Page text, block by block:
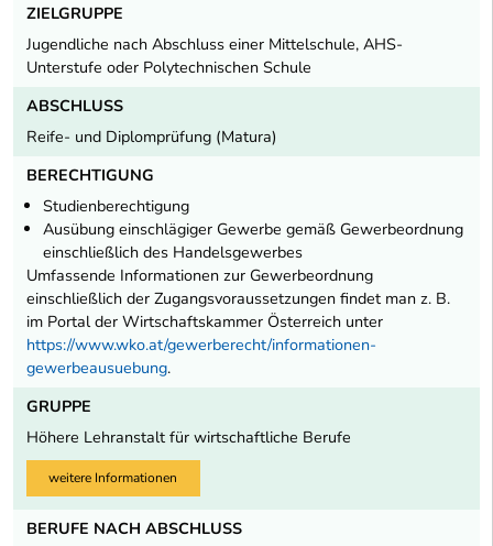
ZIELGRUPPE
Jugendliche nach Abschluss einer Mittelschule, AHS-
Unterstufe oder Polytechnischen Schule
ABSCHLUSS
Reife- und Diplomprüfung (Matura)
BERECHTIGUNG
Studienberechtigung
Ausübung einschlägiger Gewerbe gemäß Gewerbeordnung
einschließlich des Handelsgewerbes
Umfassende Informationen zur Gewerbeordnung
einschließlich der Zugangsvoraussetzungen findet man z. B.
im Portal der Wirtschaftskammer Österreich unter
https://www.wko.at/gewerberecht/informationen-
gewerbeausuebung.
GRUPPE
Höhere Lehranstalt für wirtschaftliche Berufe
weitere Informationen
BERUFE NACH ABSCHLUSS